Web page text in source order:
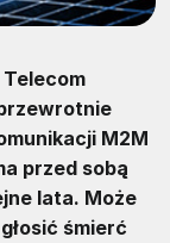
M2M
przed sobą
lata. Może
śmierć